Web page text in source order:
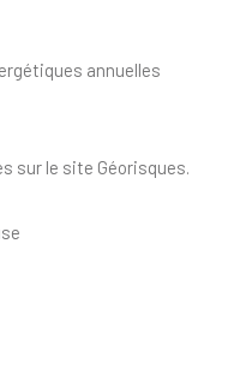
annuelles
sur le site Géorisques.